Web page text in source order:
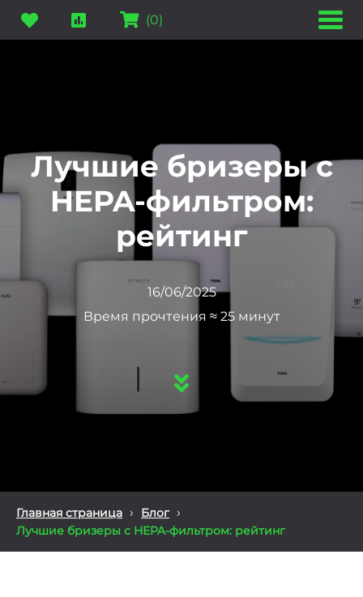
(0)
Лучшие бризеры с
HEPA-фильтром:
рейтинг
16/06/2025
Время прочтения ≈ 25 минут
Главная страница › Блог ›
Лучшие бризеры с HEPA-фильтром: рейтинг